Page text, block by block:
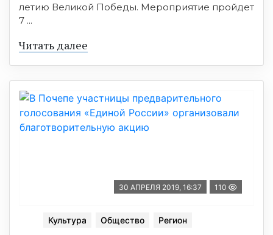
летию Великой Победы. Мероприятие пройдет
7 ...
Читать далее
30 АПРЕЛЯ 2019, 16:37 110
Культура Общество Регион